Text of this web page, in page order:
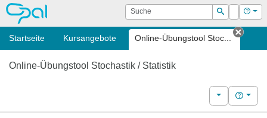
OPAL Suche
Suchen
Login Hilfe
Startseite Kursangebote Online-Übungstool Stoc...
Tab
Online-Übungstool Stochastik / Statistik
WeitereHilfe